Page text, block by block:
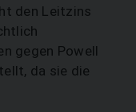
den Leitzins
gegen Powell
da sie die